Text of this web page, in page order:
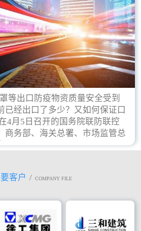
等出口防疫物资质量安全受到
已经出口了多少？又如何保证口
4月5日召开的国务院联防联控
商务部、海关总署、市场监管总
。
客户 / COMPANY FILE